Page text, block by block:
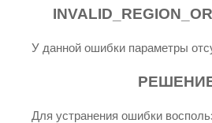
У данной ошибки параметры
Для устранения ошибки